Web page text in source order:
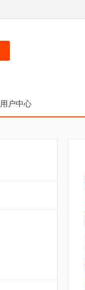
用户中心